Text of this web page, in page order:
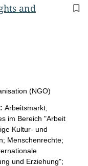
and
(NGO)
Arbeitsmarkt;
im Bereich "Arbeit
Kultur- und
Menschenrechte;
und Erziehung";